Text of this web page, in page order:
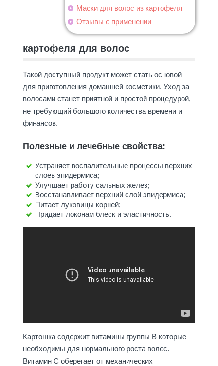
Маски для волос из картофеля
Отзывы о применении
картофеля для волос
Такой доступный продукт может стать основой
для приготовления домашней косметики. Уход за
волосами станет приятной и простой процедурой,
не требующий большого количества времени и
финансов.
Полезные и лечебные свойства:
Устраняет воспалительные процессы верхних
слоёв эпидермиса;
Улучшает работу сальных желез;
Восстанавливает верхний слой эпидермиса;
Питает луковицы корней;
Придаёт локонам блеск и эластичность.
Картошка содержит витамины группы В которые
необходимы для нормального роста волос.
Витамин С оберегает от механических